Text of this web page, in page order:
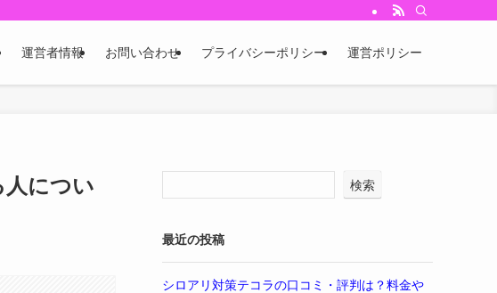
運営者情報 お問い合わせ プライバシーポリシー 運営ポリシー
につい
検索
最近の投稿
シロアリ対策テコラの口コミ・評判は？料金や